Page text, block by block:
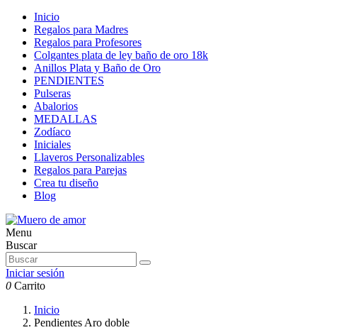
Inicio
Regalos para Madres
Regalos para Profesores
Colgantes plata de ley baño de oro 18k
Anillos Plata y Baño de Oro
PENDIENTES
Pulseras
Abalorios
MEDALLAS
Zodíaco
Iniciales
Llaveros Personalizables
Regalos para Parejas
Crea tu diseño
Blog
Menu
Buscar
Iniciar sesión
0 Carrito
Inicio
Pendientes Aro doble